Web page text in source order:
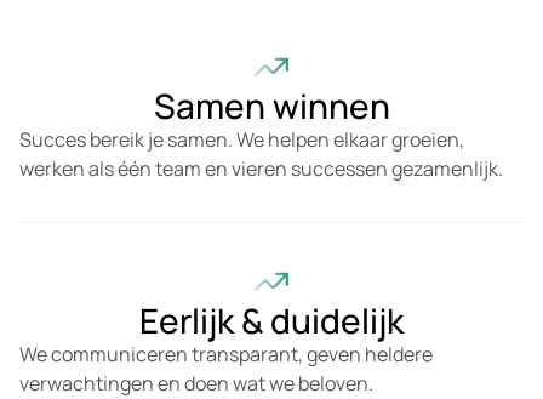
Samen winnen
Succes bereik je samen. We helpen elkaar groeien,
werken als één team en vieren successen gezamenlijk.
Eerlijk & duidelijk
We communiceren transparant, geven heldere
verwachtingen en doen wat we beloven.